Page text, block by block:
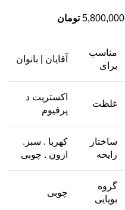
5,800,000 تومان
مناسب
برای
آقایان | بانوان
غلظت
اکستریت د
پرفیوم
ساختار
رایحه
کهربا . سبز.
ازون . چوبی
گروه
بویایی
چوبی